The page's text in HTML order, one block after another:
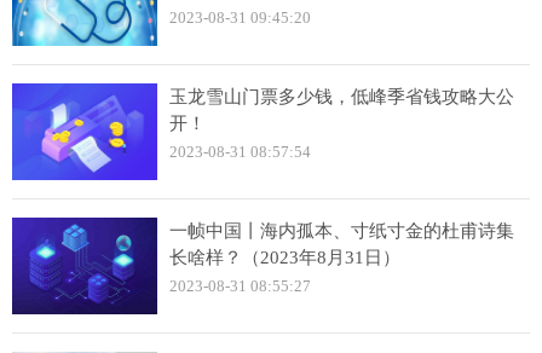
运营的企业之一
2023-08-31 09:45:20
玉龙雪山门票多少钱，低峰季省钱攻略大公
开！
2023-08-31 08:57:54
一帧中国丨海内孤本、寸纸寸金的杜甫诗集
长啥样？（2023年8月31日）
2023-08-31 08:55:27